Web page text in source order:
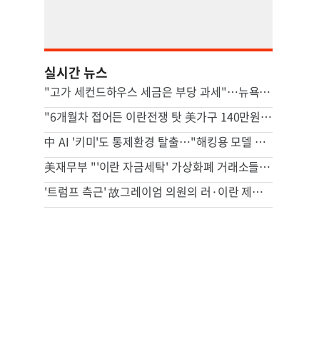
실시간 뉴스
"고가 세컨드하우스 세금은 부당 과세"…뉴욕시 상대 소송
"6개월차 접어든 이란전쟁 탓 美가구 140만원 추가 부담"
中 AI '키미'도 통제환경 탈출…"해킹용 모델 될수도" 우려
美재무부 "'이란 자금세탁' 가상화폐 거래소들 제재"
'트럼프 측근' 故그레이엄 의원의 러·이란 제재법안 상원 통과